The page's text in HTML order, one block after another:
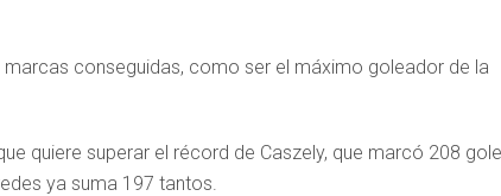
conseguidas, como ser el máximo goleador de la
quiere superar el récord de Caszely, que marcó 208
ya suma 197 tantos.